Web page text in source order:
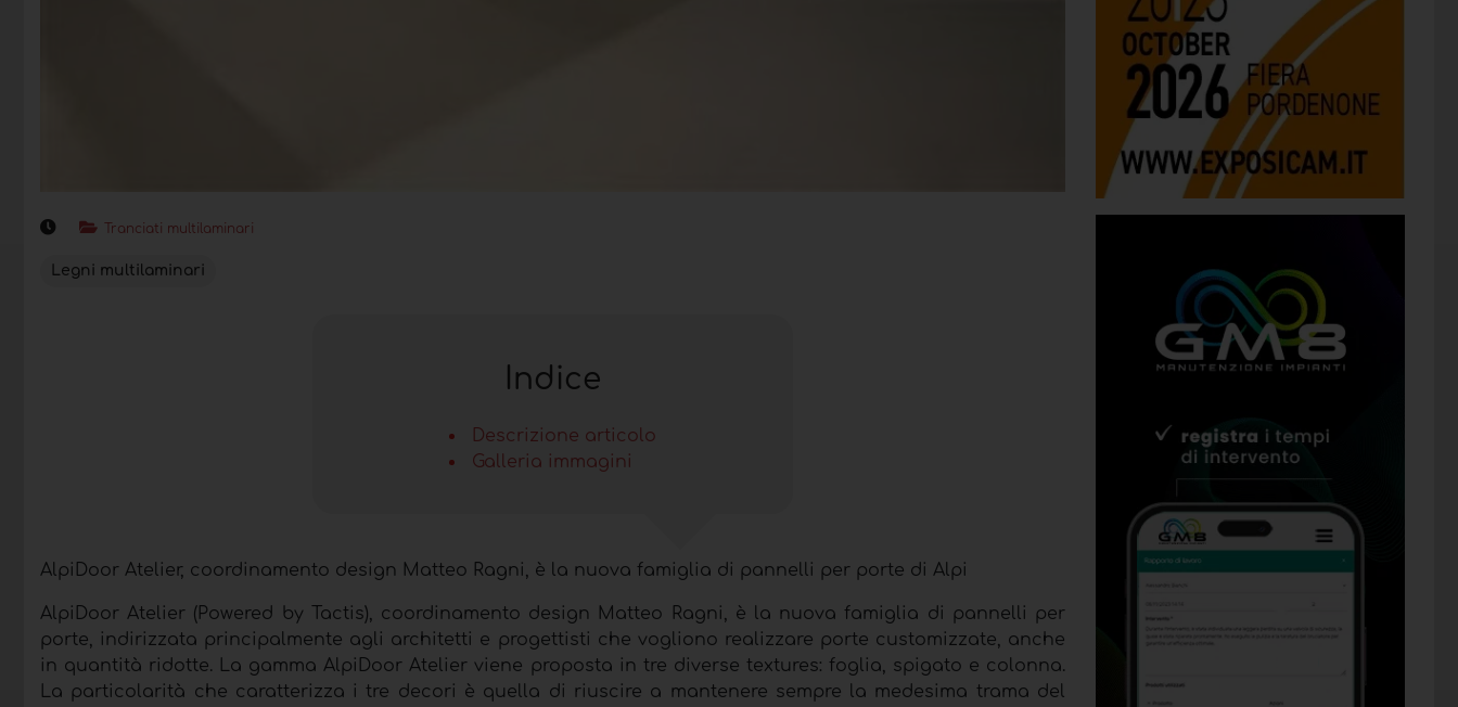
Tranciati multilaminari
Legni multilaminari
Indice
Descrizione articolo
Galleria immagini
AlpiDoor Atelier, coordinamento design Matteo Ragni, è la nuova famiglia di pannelli per porte di Alpi
AlpiDoor Atelier (Powered by Tactis), coordinamento design Matteo Ragni, è la nuova famiglia di pannelli per
porte, indirizzata principalmente agli architetti e progettisti che vogliono realizzare porte customizzate, anche
in quantità ridotte. La gamma AlpiDoor Atelier viene proposta in tre diverse textures: foglia, spigato e colonna.
La particolarità che caratterizza i tre decori è quella di riuscire a mantenere sempre la medesima trama del